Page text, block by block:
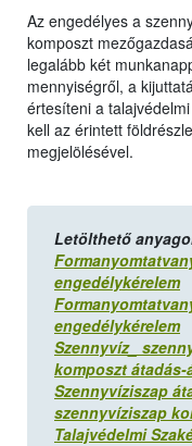
Az engedélyes a
komposzt
legalább két
mennyiségről, a
értesíteni a
kell az érintett
megjelölésével.
Letölthető
engedélykérelem
engedélykérelem
Szennyvíz_
komposzt
Szennyvíziszap
szennyvíziszap
Talajvédelmi